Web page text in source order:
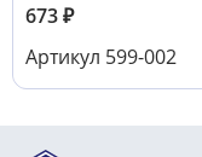
673₽
Артикул 599-002